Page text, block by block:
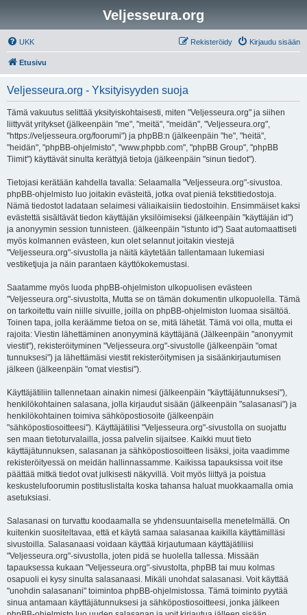
Veljesseura.org
UKK Kirjaudu sisään
Rekisteröidy
Etusivu
Veljesseura.org - Yksityisyyden suoja
Tämä vakuutus selittää yksityiskohtaisesti, miten "Veljesseura.org" ja siihen
liittyvät yritykset (jälkeenpäin "me", "meitä", "meidän", "Veljesseura.org",
"https://veljesseura.org/foorumi") ja phpBB:n (jälkeenpäin "he", "heitä",
"heidän", "phpBB-ohjelmisto", "www.phpbb.com", "phpBB Group", "phpBB
Tiimit") käyttävät sinulta kerättyjä tietoja (jälkeenpäin "sinun tiedot").
Tietojasi kerätään kahdella tavalla: Selaamalla "Veljesseura.org"-sivustoa.
phpBB-ohjelmisto luo joitakin evästeitä, jotka ovat pieniä tekstitiedostoja.
Nämä tiedostot ladataan selaimesi väliaikaisiin tiedostoihin. Ensimmäiset kaksi
evästettä sisältävät tiedon käyttäjän yksilöimiseksi (jälkeenpäin "käyttäjän id")
ja anonyymin session tunnisteen. (jälkeenpäin "istunto id") Saat automaattiseti
myös kolmannen evästeen, kun olet selannut joitakin viestejä
"Veljesseura.org"-sivustolla ja näitä käytetään tallentamaan lukemiasi
vestiketjuja ja näin parantaen käyttökokemustasi.
Saatamme myös luoda phpBB-ohjelmiston ulkopuolisen evästeen
"Veljesseura.org"-sivustolta, Mutta se on tämän dokumentin ulkopuolella. Tämä
on tarkoitettu vain niille sivuille, joilla on phpBB-ohjelmiston luomaa sisältöä.
Toinen tapa, jolla keräämme tietoa on se, mitä lähetät. Tämä voi olla, mutta ei
rajoita: Viestin lähettäminen anonyyminä käyttäjänä (Jälkeenpäin "anonyymit
viestit"), rekisteröityminen "Veljesseura.org"-sivustolle (jälkeenpäin "omat
tunnuksesi") ja lähettämäsi viestit rekisteröitymisen ja sisäänkirjautumisen
jälkeen (jälkeenpäin "omat viestisi").
Käyttäjätiliin tallennetaan ainakin nimesi (jälkeenpäin "käyttäjätunnuksesi"),
henkilökohtainen salasana, jolla kirjaudut sisään (jälkeenpäin "salasanasi") ja
henkilökohtainen toimiva sähköpostiosoite (jälkeenpäin
"sähköpostiosoitteesi"). Käyttäjätilisi "Veljesseura.org"-sivustolla on suojattu
sen maan tietoturvalailla, jossa palvelin sijaitsee. Kaikki muut tieto
käyttäjätunnuksen, salasanan ja sähköpostiosoitteen lisäksi, joita vaadimme
rekisteröityessä on meidän hallinnassamme. Kaikissa tapauksissa voit itse
päättää mitkä tiedot ovat julkisesti näkyvillä. Voit myös liittyä ja poistua
keskustelufoorumin postituslistalta koska tahansa haluat muokkaamalla omia
asetuksiasi.
Salasanasi on turvattu koodaamalla se yhdensuuntaisella menetelmällä. On
kuitenkin suositeltavaa, että et käytä samaa salasanaa kaikilla käyttämilläsi
sivustoilla. Salasanaasi voidaan käyttää kirjautumaan käyttäjätiliisi
"Veljesseura.org"-sivustolla, joten pidä se huolella tallessa. Missään
tapauksessa kukaan "Veljesseura.org"-sivustolta, phpBB tai muu kolmas
osapuoli ei kysy sinulta salasanaasi. Mikäli unohdat salasanasi. Voit käyttää
"unohdin salasanani" toimintoa phpBB-ohjelmistossa. Tämä toiminto pyytää
sinua antamaan käyttäjätunnuksesi ja sähköpostiosoitteesi, jonka jälkeen